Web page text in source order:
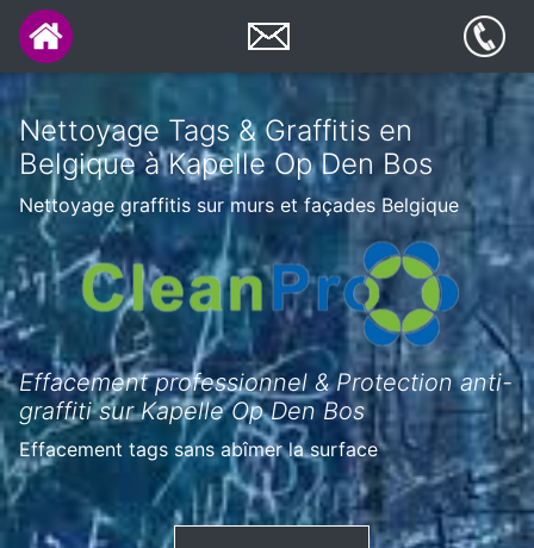
Nettoyage Tags & Graffitis en
Belgique à Kapelle Op Den Bos
Nettoyage graffitis sur murs et façades Belgique
Effacement professionnel & Protection anti-
graffiti sur Kapelle Op Den Bos
Effacement tags sans abîmer la surface